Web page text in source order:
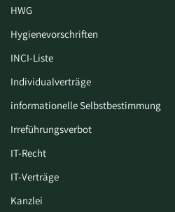
HWG
Hygiene­vorschriften
INCI-Liste
Individualverträge
informationelle Selbstbestimmung
Irreführungsverbot
IT-Recht
IT-Verträge
Kanzlei